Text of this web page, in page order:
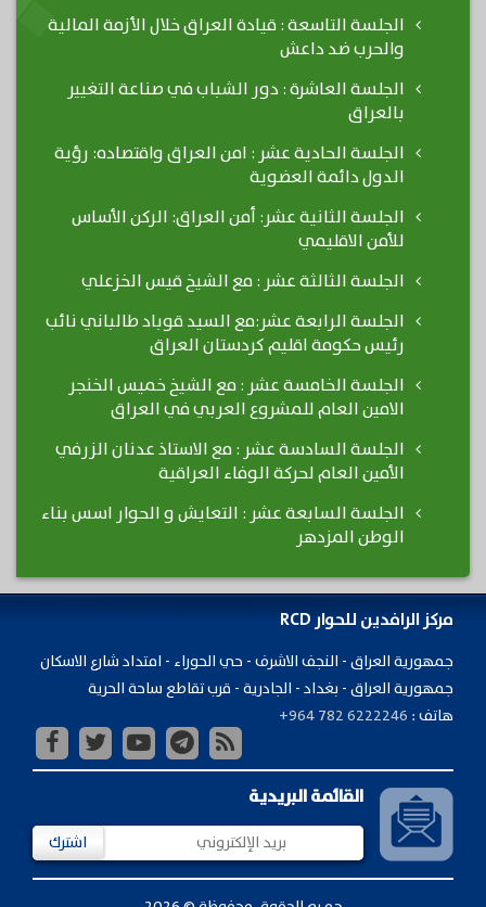
الجلسة التاسعة : قيادة العراق خلال الأزمة المالية
والحرب ضد داعش
الجلسة العاشرة : دور الشباب في صناعة التغيير
بالعراق
الجلسة الحادية عشر : امن العراق واقتصاده: رؤية
الدول دائمة العضوية
الجلسة الثانية عشر: أمن العراق: الركن الأساس
للأمن الاقليمي
الجلسة الثالثة عشر : مع الشيخ قيس الخزعلي
الجلسة الرابعة عشر:مع السيد قوباد طالباني نائب
رئيس حكومة اقليم كردستان العراق
الجلسة الخامسة عشر : مع الشيخ خميس الخنجر
الامين العام للمشروع العربي في العراق
الجلسة السادسة عشر : مع الاستاذ عدنان الزرفي
الأمين العام لحركة الوفاء العراقية
الجلسة السابعة عشر : التعايش و الحوار اسس بناء
الوطن المزدهر
مركز الرافدين للحوار RCD
جمهورية ​العراق - النجف الاشرف - حي الحوراء - امتداد شارع الاسكان
جمهورية العراق - بغداد - الجادرية - قرب تقاطع ساحة الحرية
هاتف : +964 782 6222246
القائمة البريدية
اشترك